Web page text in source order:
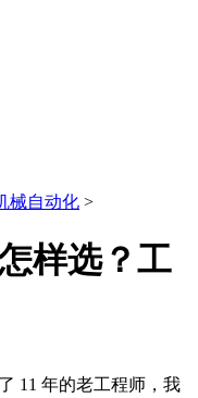
械自动化 >
样选？工
11 年的老工程师，我